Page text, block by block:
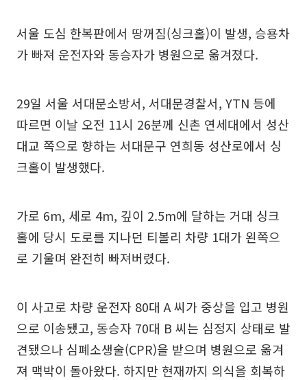
서울 도심 한복판에서 땅꺼짐(싱크홀)이 발생, 승용차
가 빠져 운전자와 동승자가 병원으로 옮겨졌다.
29일 서울 서대문소방서, 서대문경찰서, YTN 등에
따르면 이날 오전 11시 26분께 신촌 연세대에서 성산
대교 쪽으로 향하는 서대문구 연희동 성산로에서 싱
크홀이 발생했다.
가로 6m, 세로 4m, 깊이 2.5m에 달하는 거대 싱크
홀에 당시 도로를 지나던 티볼리 차량 1대가 왼쪽으
로 기울며 완전히 빠져버렸다.
이 사고로 차량 운전자 80대 A 씨가 중상을 입고 병원
으로 이송됐고, 동승자 70대 B 씨는 심정지 상태로 발
견됐으나 심폐소생술(CPR)을 받으며 병원으로 옮겨
져 맥박이 돌아왔다. 하지만 현재까지 의식을 회복하